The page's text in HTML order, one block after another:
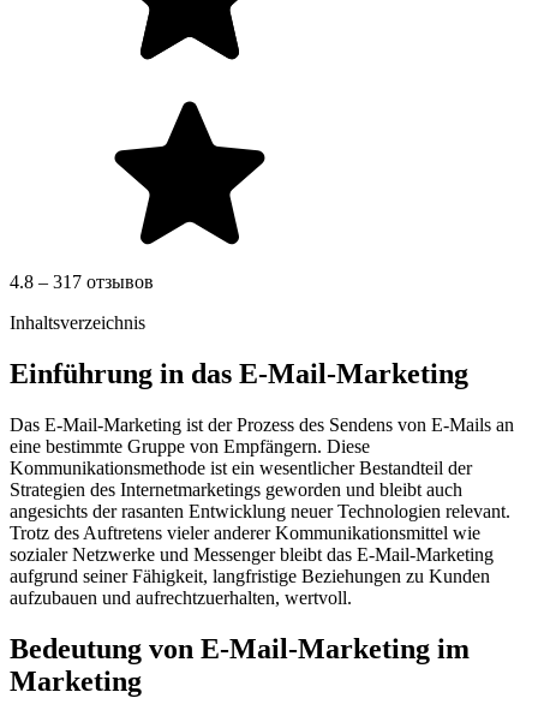
4.8 – 317 отзывов
Inhaltsverzeichnis
Einführung in das E-Mail-Marketing
Das E-Mail-Marketing ist der Prozess des Sendens von E-Mails an
eine bestimmte Gruppe von Empfängern. Diese
Kommunikationsmethode ist ein wesentlicher Bestandteil der
Strategien des Internetmarketings geworden und bleibt auch
angesichts der rasanten Entwicklung neuer Technologien relevant.
Trotz des Auftretens vieler anderer Kommunikationsmittel wie
sozialer Netzwerke und Messenger bleibt das E-Mail-Marketing
aufgrund seiner Fähigkeit, langfristige Beziehungen zu Kunden
aufzubauen und aufrechtzuerhalten, wertvoll.
Bedeutung von E-Mail-Marketing im
Marketing